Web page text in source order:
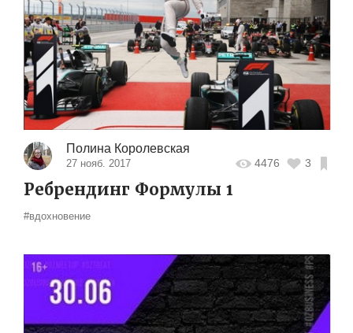
Полина Королевская
27 нояб. 2017 4476 3
Ребрендинг Формулы 1
#вдохновение